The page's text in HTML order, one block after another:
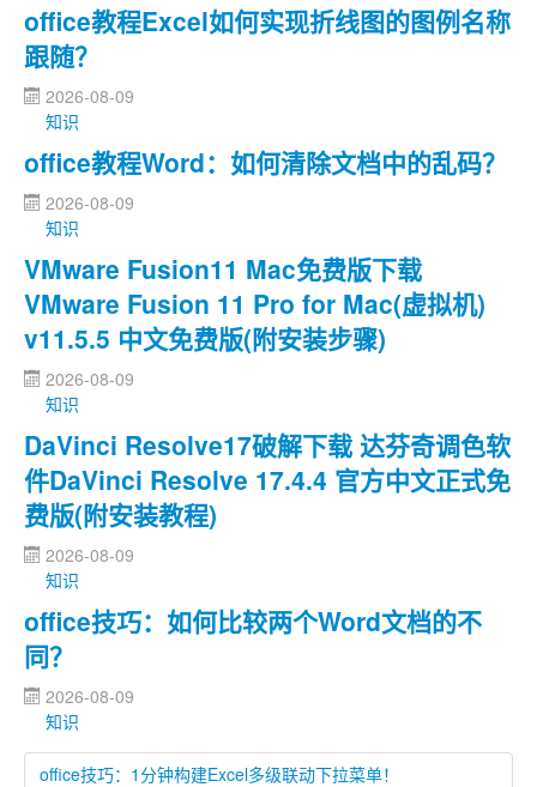
office教程Excel如何实现折线图的图例名称
跟随？
2026-08-09
知识
office教程Word：如何清除文档中的乱码？
2026-08-09
知识
VMware Fusion11 Mac免费版下载
VMware Fusion 11 Pro for Mac(虚拟机)
v11.5.5 中文免费版(附安装步骤)
2026-08-09
知识
DaVinci Resolve17破解下载 达芬奇调色软
件DaVinci Resolve 17.4.4 官方中文正式免
费版(附安装教程)
2026-08-09
知识
office技巧：如何比较两个Word文档的不
同？
2026-08-09
知识
office技巧：1分钟构建Excel多级联动下拉菜单！